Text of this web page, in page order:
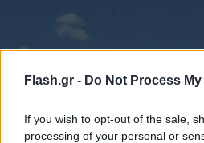
Flash.gr - Do Not Process
If you wish to opt-out of the sale,
processing of your personal or